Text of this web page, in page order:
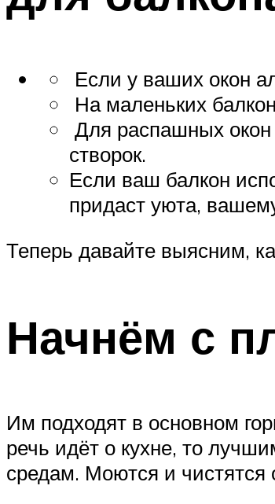
Если у ваших окон
На маленьких
Для распашных окон
створок.
Если ваш балкон
придаст уюта,
Теперь давайте выясним,
Начнём с
Им подходят в основном
речь идёт о кухне, то
средам. Моются и чистятся